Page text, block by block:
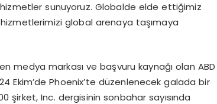
hizmetler sunuyoruz. Globalde elde ettiğimiz
hizmetlerimizi global arenaya taşımaya
medya markası ve başvuru kaynağı olan ABD
Ekim’de Phoenix’te düzenlenecek galada bir
şirket, Inc. dergisinin sonbahar sayısında